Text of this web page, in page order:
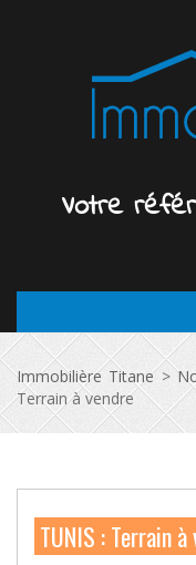
Votre
Immobilière Titane>
Terrain à vendre
TUNIS : Terrain à